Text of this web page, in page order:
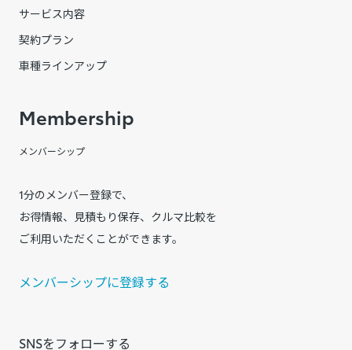
サービス内容
契約プラン
車種ラインアップ
Membership
メンバーシップ
1分のメンバー登録で、
お得情報、見積もり保存、クルマ比較を
ご利用いただくことができます。
メンバーシップに登録する
SNSをフォローする